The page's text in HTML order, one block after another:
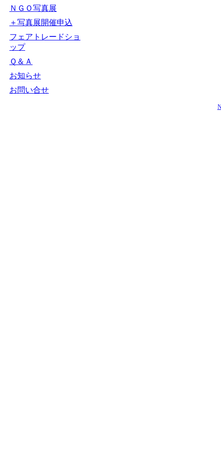
ＮＧＯ写真展
＋写真展開催申込
フェアトレードショ
ップ
Ｑ＆Ａ
お知らせ
お問い合せ